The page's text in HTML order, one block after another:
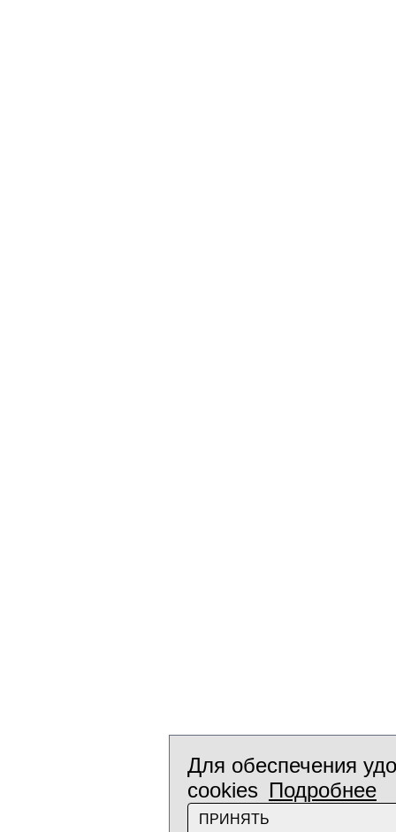
Для обеспечения
cookies Подробнее
ПРИНЯТЬ